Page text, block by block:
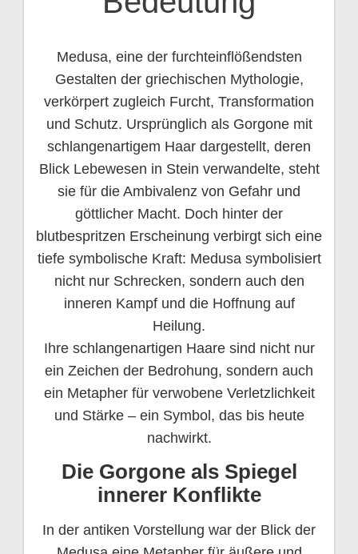
Medusa, eine der furchteinflößendsten
Gestalten der griechischen Mythologie,
verkörpert zugleich Furcht, Transformation
und Schutz. Ursprünglich als Gorgone mit
schlangenartigem Haar dargestellt, deren
Blick Lebewesen in Stein verwandelte, steht
sie für die Ambivalenz von Gefahr und
göttlicher Macht. Doch hinter der
blutbespritzen Erscheinung verbirgt sich eine
tiefe symbolische Kraft: Medusa symbolisiert
nicht nur Schrecken, sondern auch den
inneren Kampf und die Hoffnung auf
Heilung.
Ihre schlangenartigen Haare sind nicht nur
ein Zeichen der Bedrohung, sondern auch
ein Metapher für verwobene Verletzlichkeit
und Stärke – ein Symbol, das bis heute
nachwirkt.
Die Gorgone als Spiegel
innerer Konflikte
In der antiken Vorstellung war der Blick der